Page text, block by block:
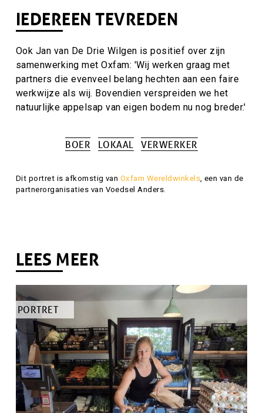
IEDEREEN TEVREDEN
Ook Jan van De Drie Wilgen is positief over zijn
samenwerking met Oxfam: 'Wij werken graag met
partners die evenveel belang hechten aan een faire
werkwijze als wij. Bovendien verspreiden we het
natuurlijke appelsap van eigen bodem nu nog breder.'
BOER LOKAAL VERWERKER
Attributie
Dit portret is afkomstig van Oxfam Wereldwinkels, een van de
partnerorganisaties van Voedsel Anders.
LEES MEER
TYPE
ARTIKEL
PORTRET